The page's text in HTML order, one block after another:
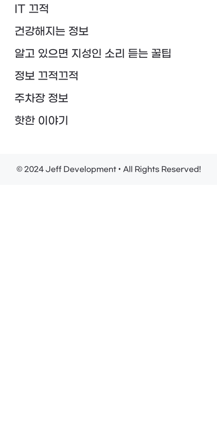
IT 끄적
건강해지는 정보
알고 있으면 지성인 소리 듣는 꿀팁
정보 끄적끄적
주차장 정보
핫한 이야기
© 2024 Jeff Development • All Rights Reserved!